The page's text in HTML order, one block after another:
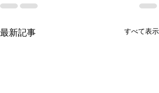
最新記事 すべて表示